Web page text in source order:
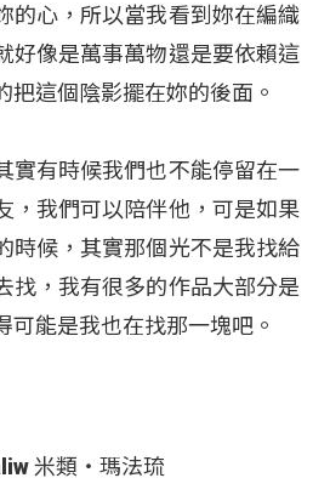
的心，所以當我看到妳在編織
好像是萬事萬物還是要依賴這
把這個陰影擺在妳的後面。
實有時候我們也不能停留在一
，我們可以陪伴他，可是如果
時候，其實那個光不是我找給
找，我有很多的作品大部分是
可能是我也在找那一塊吧。
米類‧瑪法琉